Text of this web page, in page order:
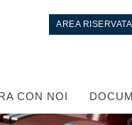
AREA RISERVATA
CON NOI